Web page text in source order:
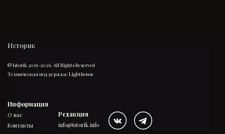
Историк
© Istorik 2015-2026. All Rights Reserved
Техническая поддержка: Lighthouse
Информация
О нас
Контакты
Редакция
info@istorik.info